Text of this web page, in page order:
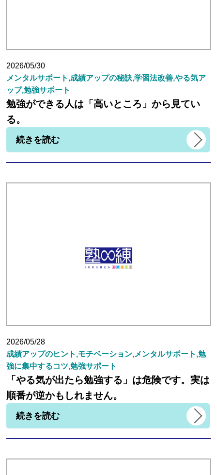
合格実績
よくあるご質問
塾長ブログ
2026/05/30
メンタルサポート,成績アップの秘訣,学習法改善,やる気ア
ップ,勉強サポート
勉強ができる人は「高いところ」から見てい
る。
続きを読む
2026/05/28
成績アップのヒント,モチベーション,メンタルサポート,勉
強に集中するコツ,勉強サポート
「やる気が出たら勉強する」は危険です。実は
順番が逆かもしれません。
続きを読む